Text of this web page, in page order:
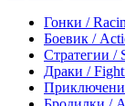
Гонки /
Боевик /
Стратегии /
Драки /